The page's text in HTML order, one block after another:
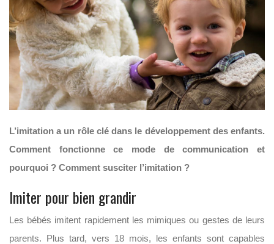
L’imitation a un rôle clé dans le développement des enfants.
Comment fonctionne ce mode de communication et
pourquoi ? Comment susciter l’imitation ?
Imiter pour bien grandir
Les bébés imitent rapidement les mimiques ou gestes de leurs
parents. Plus tard, vers 18 mois, les enfants sont capables